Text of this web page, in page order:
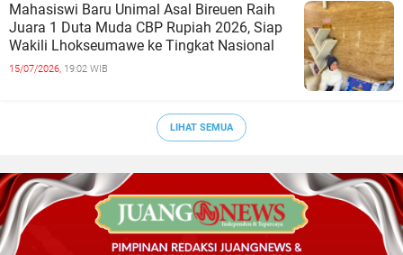
Mahasiswi Baru Unimal Asal Bireuen Raih
Juara 1 Duta Muda CBP Rupiah 2026, Siap
Wakili Lhokseumawe ke Tingkat Nasional
15/07/2026, 19:02 WIB
LIHAT SEMUA